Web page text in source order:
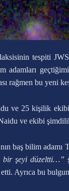
tespiti
adamları
rağmen bu yeni
ve 25 kişilik
ve ekibi
baş bilim adamı
bir şeyi düzeltti…”
Ayrıca bu